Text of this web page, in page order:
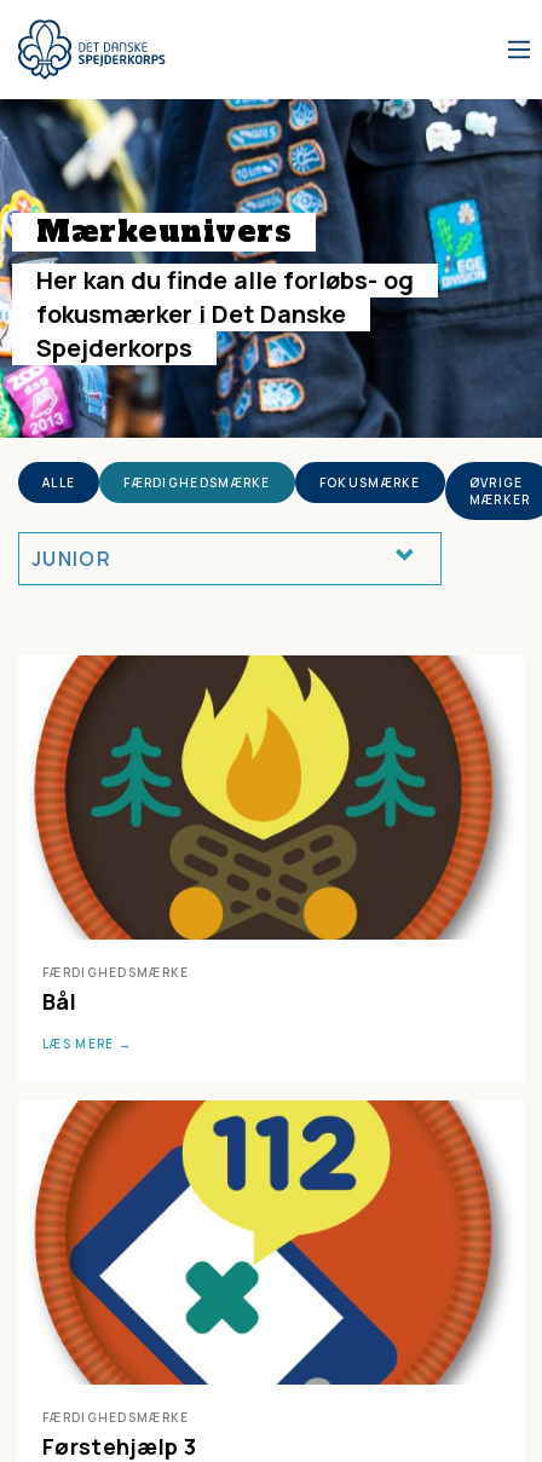
hovedindhold
Mærkeunivers
Her kan du finde alle forløbs- og
fokusmærker i Det Danske
Spejderkorps
ALLE FÆRDIGHEDSMÆRKE FOKUSMÆRKE
ØVRIGE
MÆRKER
JUNIOR
FÆRDIGHEDSMÆRKE
Bål
LÆS MERE
FÆRDIGHEDSMÆRKE
Førstehjælp 3